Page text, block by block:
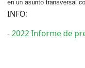
en un asunto transversal
INFO:
-2022 Informe de